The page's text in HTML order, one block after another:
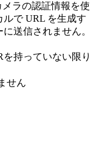
メラの認証情報を使
で URL を生成す
送信されません。
を持っていない限り
せん